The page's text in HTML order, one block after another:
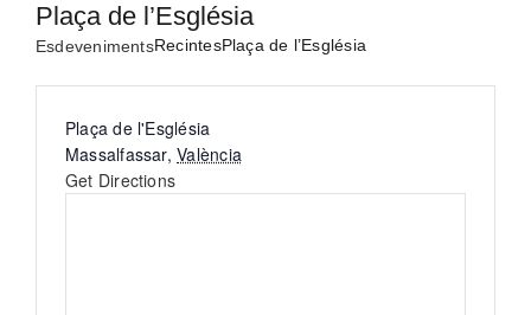
Foto-vídeo
Agenda
Notícies
Plaça de l’Església
EsdevenimentsRecintesPlaça de l’Església
Address
Plaça de l'Església
Massalfassar, València
Get Directions